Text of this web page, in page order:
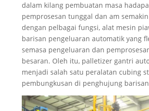
dalam kilang pembuatan masa
pemprosesan tunggal dan am
dengan pelbagai fungsi, alat mesin
barisan pengeluaran automatik yang
semasa pengeluaran dan
besaran. Oleh itu, palletizer gantri
menjadi salah satu peralatan cubing
pembungkusan di penghujung